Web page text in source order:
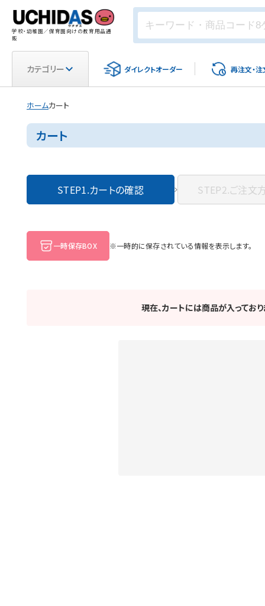
学校・幼稚園／保育園向けの教育用品通
販
カテゴリー ダイレクトオーダー 再注文・注
ホームカート
カート
STEP1.カートの確認 STEP2.ご注文
一時保存BOX ※一時的に保存されている情報を表示します。
現在、カートには商品が入ってお